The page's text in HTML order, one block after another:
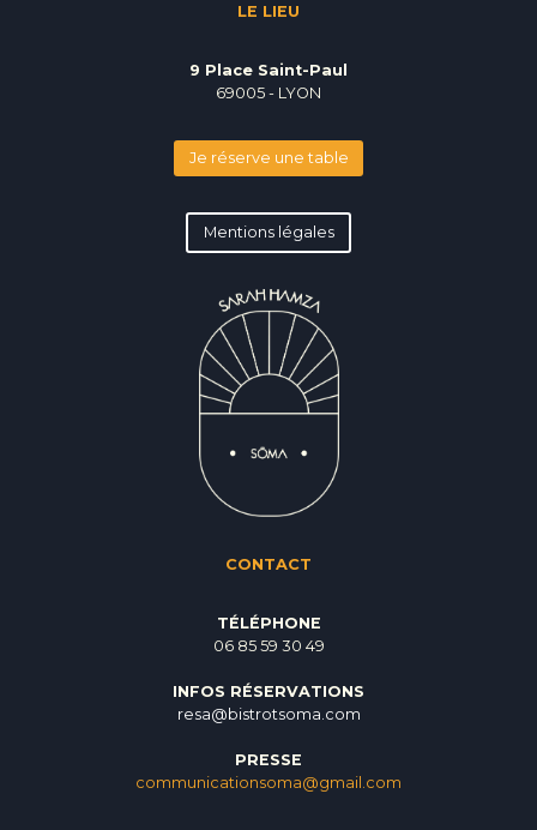
LE LIEU
9 Place Saint-Paul
69005 - LYON
Je réserve une table
Mentions légales
CONTACT
TÉLÉPHONE
06 85 59 30 49
INFOS RÉSERVATIONS
resa@bistrotsoma.com
PRESSE
communicationsoma@gmail.com